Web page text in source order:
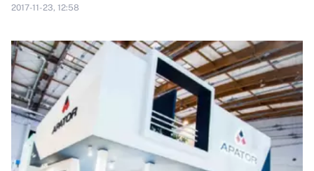
2017-11-23, 12:58